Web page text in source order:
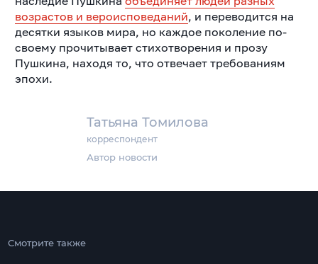
Татьяна Томилова
корреспондент
Автор новости
возрастов и вероисповеданий, и переводится на
десятки языков мира, но каждое поколение по-
своему прочитывает стихотворения и прозу
Пушкина, находя то, что отвечает требованиям
эпохи.
Смотрите также